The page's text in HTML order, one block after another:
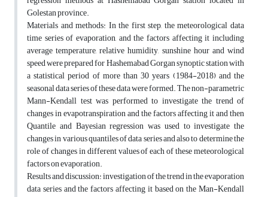
Golestan province.
Materials and methods: In the first step, the meteorological data
time series of evaporation, and the factors affecting it including
average temperature, relative humidity, sunshine hour and wind
speed were prepared for Hashemabad Gorgan synoptic station with
a statistical period of more than 30 years (1984-2018) and the
seasonal data series of these data were formed. The non-parametric
Mann-Kendall test was performed to investigate the trend of
changes in evapotranspiration and the factors affecting it and then
Quantile and Bayesian regression was used to investigate the
changes in various quantiles of data series and also to determine the
role of changes in different values of each of these meteorological
factors on evaporation.
Results and discussion: investigation of the trend in the evaporation
data series and the factors affecting it based on the Man-Kendall